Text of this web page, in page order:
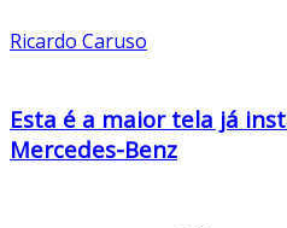
Ricardo Caruso
Esta é a maior tela já
Mercedes-Benz